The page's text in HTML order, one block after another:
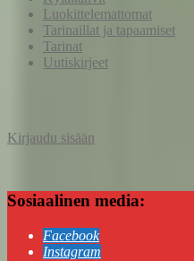
Luokittelemattomat
Tarinaillat ja tapaamiset
Tarinat
Uutiskirjeet
Kirjaudu sisään
Sosiaalinen media:
Facebook
Instagram